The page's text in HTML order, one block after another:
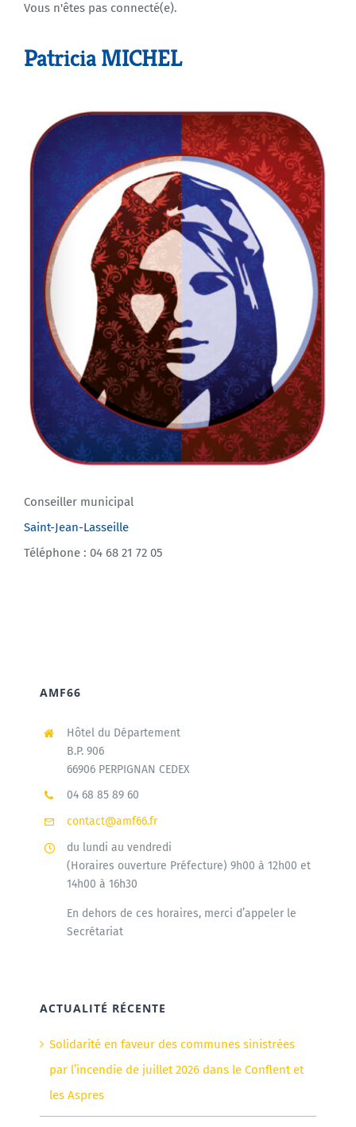
Agenda
Vous n'êtes pas connecté(e).
Patricia MICHEL
Conseiller municipal
Saint-Jean-Lasseille
Téléphone : 04 68 21 72 05
AMF66
Hôtel du Département
B.P. 906
66906 PERPIGNAN CEDEX
04 68 85 89 60
contact@amf66.fr
du lundi au vendredi
(Horaires ouverture Préfecture) 9h00 à 12h00 et
14h00 à 16h30
En dehors de ces horaires, merci d’appeler le
Secrétariat
ACTUALITÉ RÉCENTE
Solidarité en faveur des communes sinistrées
par l’incendie de juillet 2026 dans le Conflent et
les Aspres